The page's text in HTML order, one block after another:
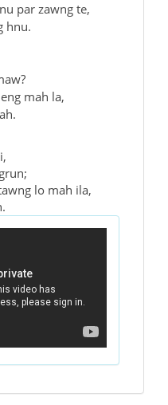
par zawng te,
hnu.
mah la,
lo mah ila,